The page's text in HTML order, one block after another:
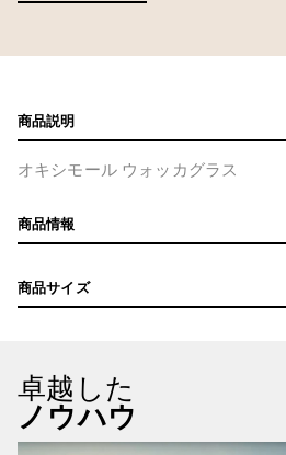
商品説明
オキシモール ウォッカグラス
商品情報
商品サイズ
卓越した
ノウハウ